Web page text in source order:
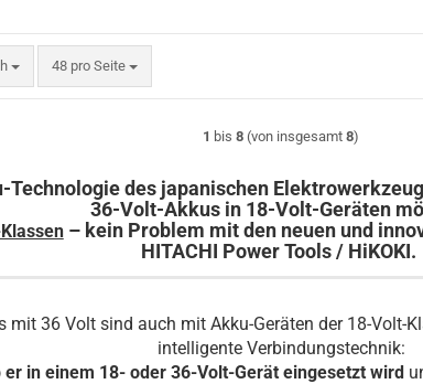
48 pro Seite
pro Seite
1 bis8 (von insgesamt8)
Technologie des japanischen
36-Volt-Akkus in 18-Volt-Geräten
– kein Problem mit den neuen und
HITACHI Power Tools / HiKOKI.
mit 36 Volt sind auch mit Akku-Geräten der 18-Volt-
intelligente Verbindungstechnik:
in einem 18- oder 36-Volt-Gerät eingesetzt wird